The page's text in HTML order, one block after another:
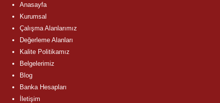
Anasayfa
Kurumsal
Çalışma Alanlarımız
Değerleme Alanları
Kalite Politikamız
Belgelerimiz
Blog
Banka Hesapları
İletişim